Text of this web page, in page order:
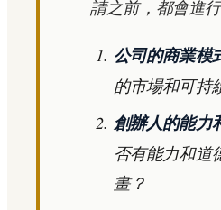
請之前，都會進
公司的商業模
的市場和可持
創辦人的能力
否有能力和道
畫？